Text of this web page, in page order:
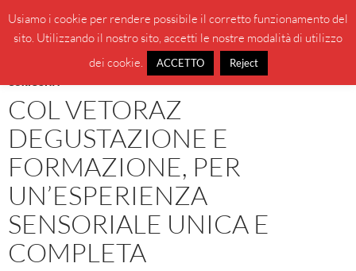
contenuto
BeppeBlog
MENU
CURIOSITÀ
COL VETORAZ
DEGUSTAZIONE E
FORMAZIONE, PER
UN’ESPERIENZA
SENSORIALE UNICA E
COMPLETA
Usiamo i cookie per rendere possibile il corretto funzionamento del
sito. Utilizzando il nostro sito, accetti le nostre modalità di utilizzo
dei cookie.
ACCETTO Reject